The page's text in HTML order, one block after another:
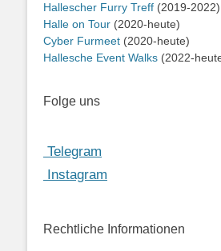
Hallescher Furry Treff (2019-2022)
Halle on Tour (2020-heute)
Cyber Furmeet (2020-heute)
Hallesche Event Walks (2022-
Folge uns
Telegram
Instagram
Rechtliche Informationen